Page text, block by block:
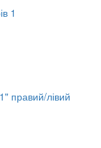
правий/лівий